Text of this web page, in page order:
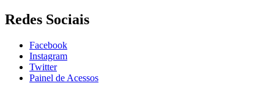
Redes Sociais
Facebook
Instagram
Twitter
Painel de Acessos